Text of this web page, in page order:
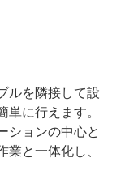
ルを隣接して設
に行えます。
ションの中心と
と一体化し、